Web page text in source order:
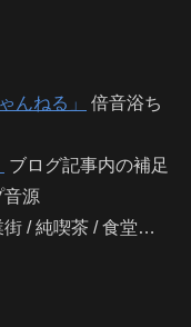
ねる」
倍音浴ち
ブログ記事内の補足
源
街 / 純喫茶 / 食堂…